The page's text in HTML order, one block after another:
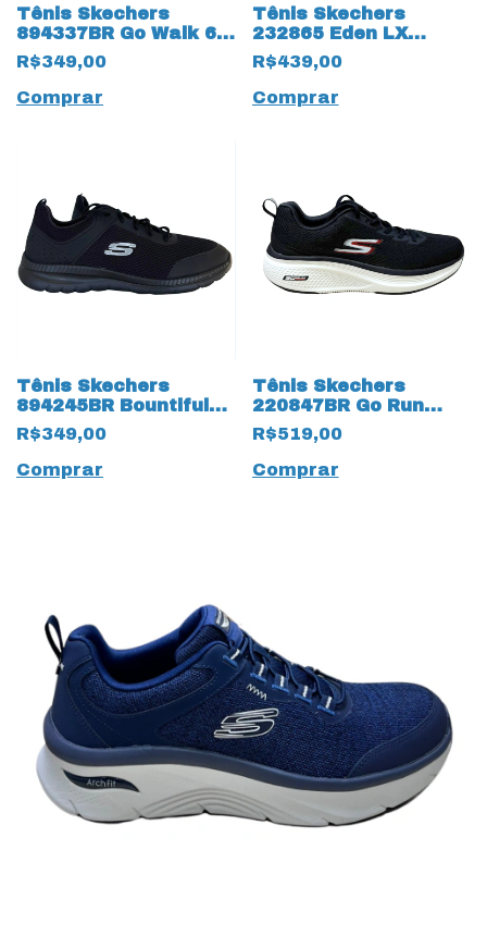
Tênis Skechers
894337BR Go Walk 6
com Hyper Pillars
18818 Black
R$349,00
Comprar
Tênis Skechers
232865 Eden LX
Remembrance 18780
Branco
R$439,00
Comprar
Tênis Skechers
894245BR Bountiful
17857 All Black
R$349,00
Comprar
Tênis Skechers
220847BR Go Run
Elevate 2.0 19229
Preto
R$519,00
Comprar